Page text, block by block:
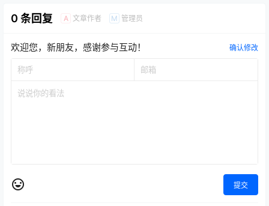
0 条回复 A 文章作者 M 管理员
欢迎您，新朋友，感谢参与互动！ 确认修改
提交